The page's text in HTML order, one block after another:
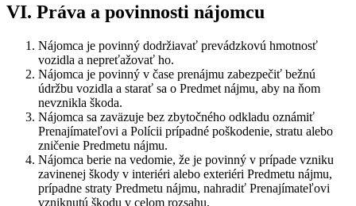
VI. Práva a povinnosti nájomcu
Nájomca je povinný dodržiavať prevádzkovú hmotnosť
vozidla a nepreťažovať ho.
Nájomca je povinný v čase prenájmu zabezpečiť bežnú
údržbu vozidla a starať sa o Predmet nájmu, aby na ňom
nevznikla škoda.
Nájomca sa zaväzuje bez zbytočného odkladu oznámiť
Prenajímateľovi a Polícii prípadné poškodenie, stratu alebo
zničenie Predmetu nájmu.
Nájomca berie na vedomie, že je povinný v prípade vzniku
zavinenej škody v interiéri alebo exteriéri Predmetu nájmu,
prípadne straty Predmetu nájmu, nahradiť Prenajímateľovi
vzniknutú škodu v celom rozsahu.